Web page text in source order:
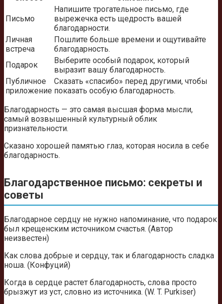
Письмо
Напишите трогательное письмо, где
вырежечка есть щедрость вашей
благодарности.
Личная
встреча
Пошлите больше времени и ощутивайте
благодарность.
Подарок
Выберите особый подарок, который
выразит вашу благодарность.
Публичное
приложение
Сказать «спасибо» перед другими, чтобы
показать особую благодарность.
Благодарность — это самая высшая форма мысли,
самый возвышенный культурный облик
признательности.
Сказано хорошей памятью глаз, которая носила в себе
благодарность.
Благодарственное письмо: секреты и
советы
Благодарное сердцу не нужно напоминание, что подарок
был крещенским источником счастья. (Автор
неизвестен)
Как слова добрые и сердцу, так и благодарность сладка
ноша. (Конфуций)
Когда в сердце растет благодарность, слова просто
брызжут из уст, словно из источника. (W. T. Purkiser)